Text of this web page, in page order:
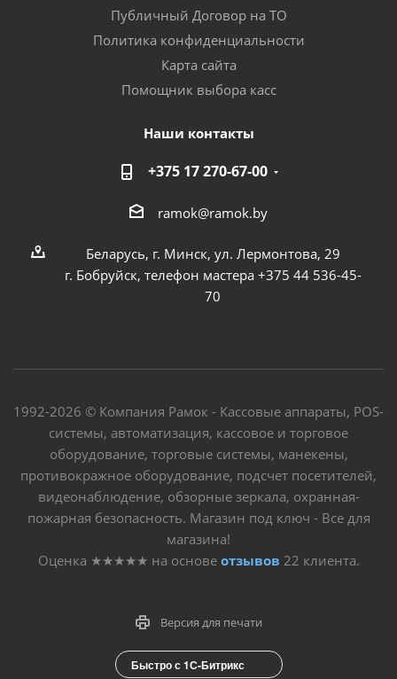
Публичный Договор на ТО
Политика конфиденциальности
Карта сайта
Помощник выбора касс
Наши контакты
+375 17 270-67-00
ramok@ramok.by
Беларусь, г. Минск, ул. Лермонтова, 29
г. Бобруйск, телефон мастера +375 44 536-45-
70
1992-2026 © Компания Рамок - Кассовые аппараты, POS-
системы, автоматизация, кассовое и торговое
оборудование, торговые системы, манекены,
противокражное оборудование, подсчет посетителей,
видеонаблюдение, обзорные зеркала, охранная-
пожарная безопасность. Магазин под ключ - Все для
магазина!
Оценка ★★★★★ на основе отзывов 22 клиента.
Версия для печати
Быстро с 1С-Битрикс